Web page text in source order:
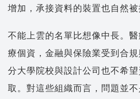
增加，承接資料的裝置也自然被
不能上雲的名單比想像中長。
療個資，金融與保險業受到合
分大學院校與設計公司也不希
取。對這些組織而言，問題並